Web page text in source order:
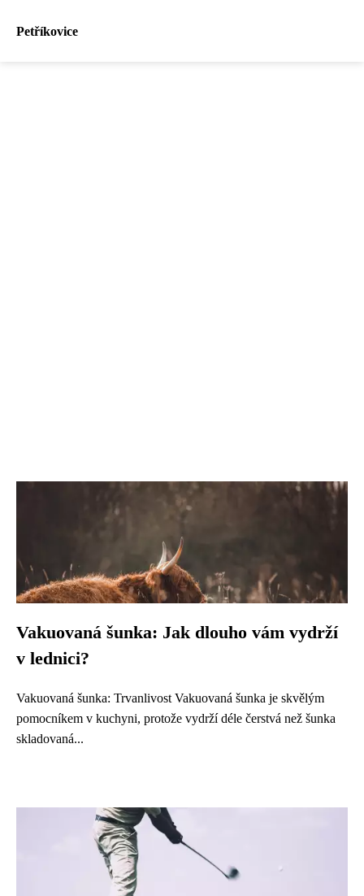
Petříkovice
Vakuovaná šunka: Jak dlouho vám vydrží
v lednici?
Vakuovaná šunka: Trvanlivost Vakuovaná šunka je skvělým
pomocníkem v kuchyni, protože vydrží déle čerstvá než šunka
skladovaná...